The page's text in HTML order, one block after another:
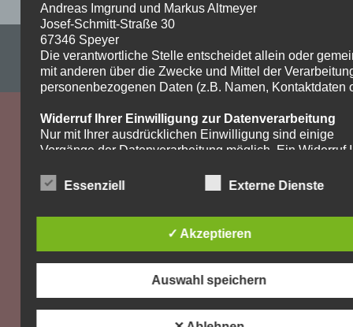
Impressum & Datenschutzerklärung
WordPress-Theme: Dynamic News von ThemeZee.
Andreas Imgrund und Markus Altmeyer
Josef-Schmitt-Straße 30
67346 Speyer
Die verantwortliche Stelle entscheidet allein oder
mit anderen über die Zwecke und Mittel der
personenbezogenen Daten (z.B. Namen, Kontaktdaten
Widerruf Ihrer Einwilligung zur Datenverarbeitung
Nur mit Ihrer ausdrücklichen Einwilligung sind einige
Vorgänge der Datenverarbeitung möglich. Ein Widerruf
Widerruf genügt eine formlose Mitteilung per E-Mail. Die
Recht auf Beschwerde bei der zuständigen
Aufsichtsbehörde
Als Betroffener steht Ihnen im Falle eines
der zuständigen Aufsichtsbehörde zu. Zuständige
Aufsichtsbehörde bezüglich datenschutzrechtlicher
Essenziell Externe Dienste
✓ Akzeptieren
Auswahl speichern